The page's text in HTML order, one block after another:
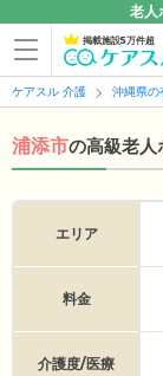
老人
掲載施設5万件超
ケアスル 介護 沖縄県の
浦添市の高級老人
エリア
料金
介護度/医療